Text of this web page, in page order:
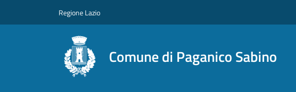
Regione Lazio
Comune di Paganico Sabino